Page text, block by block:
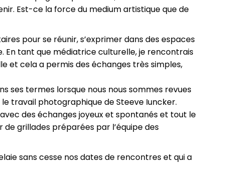
Est-ce la force du medium artistique que de
pour se réunir, s’exprimer dans des espaces
En tant que médiatrice culturelle, je rencontrais
et cela a permis des échanges très simples,
ses termes lorsque nous nous sommes revues
travail photographique de Steeve Iuncker.
des échanges joyeux et spontanés et tout le
grillades préparées par l’équipe des
sans cesse nos dates de rencontres et qui a